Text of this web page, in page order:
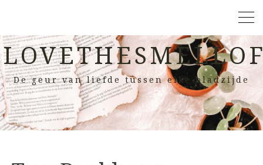
De geur van liefde tussen elke bladzijde